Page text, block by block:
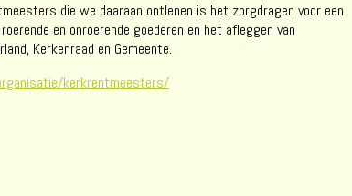
die we daaraan ontlenen is het zorgdragen voor een
en onroerende goederen en het afleggen van
Kerkenraad en Gemeente.
kerkrentmeesters/